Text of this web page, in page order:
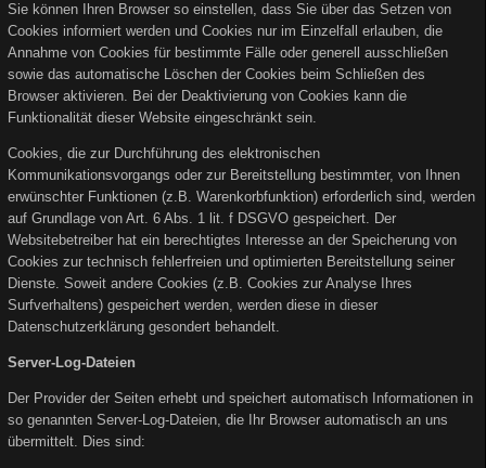
Sie können Ihren Browser so einstellen, dass Sie über das Setzen von
Cookies informiert werden und Cookies nur im Einzelfall erlauben, die
Annahme von Cookies für bestimmte Fälle oder generell ausschließen
sowie das automatische Löschen der Cookies beim Schließen des
Browser aktivieren. Bei der Deaktivierung von Cookies kann die
Funktionalität dieser Website eingeschränkt sein.
Cookies, die zur Durchführung des elektronischen
Kommunikationsvorgangs oder zur Bereitstellung bestimmter, von Ihnen
erwünschter Funktionen (z.B. Warenkorbfunktion) erforderlich sind, werden
auf Grundlage von Art. 6 Abs. 1 lit. f DSGVO gespeichert. Der
Websitebetreiber hat ein berechtigtes Interesse an der Speicherung von
Cookies zur technisch fehlerfreien und optimierten Bereitstellung seiner
Dienste. Soweit andere Cookies (z.B. Cookies zur Analyse Ihres
Surfverhaltens) gespeichert werden, werden diese in dieser
Datenschutzerklärung gesondert behandelt.
Server-Log-Dateien
Der Provider der Seiten erhebt und speichert automatisch Informationen in
so genannten Server-Log-Dateien, die Ihr Browser automatisch an uns
übermittelt. Dies sind: